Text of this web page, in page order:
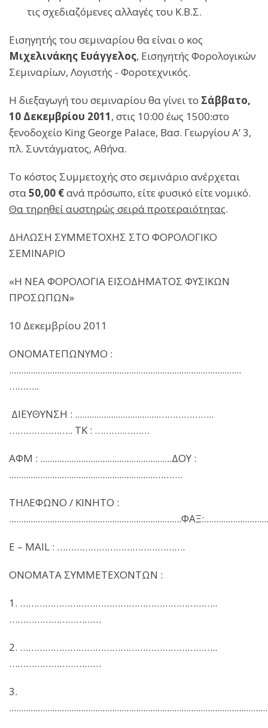
τις σχεδιαζόμενες αλλαγές του Κ.Β.Σ.
Εισηγητής του σεμιναρίου θα είναι ο κος
Μιχελινάκης Ευάγγελος, Εισηγητής Φορολογικών
Σεμιναρίων, Λογιστής - Φοροτεχνικός.
Η διεξαγωγή του σεμιναρίου θα γίνει το Σάββατο,
10 Δεκεμβρίου 2011, στις 10:00 έως 15׃00 στο
ξενοδοχείο King George Palace, Βασ. Γεωργίου Α’ 3,
πλ. Συντάγματος, Αθήνα.
Το κόστος Συμμετοχής στο σεμινάριο ανέρχεται
στα50,00 €ανά πρόσωπο, είτε φυσικό είτε νομικό.
Θα τηρηθεί αυστηρώς σειρά προτεραιότητας.
ΔΗΛΩΣΗ ΣΥΜΜΕΤΟΧΗΣ ΣΤΟ ΦΟΡΟΛΟΓΙΚΟ
ΣΕΜΙΝΑΡΙΟ
«Η ΝΕΑ ΦΟΡΟΛΟΓΙΑ ΕΙΣΟΔΗΜΑΤΟΣ ΦΥΣΙΚΩΝ
ΠΡΟΣΩΠΩΝ»
10 Δεκεμβρίου 2011
ΟΝΟΜΑΤΕΠΩΝΥΜΟ :
.................................................................................................
………..
ΔΙΕΥΘΥΝΣΗ : ...................................………………..
………………….. ΤΚ : ………..………
ΑΦΜ : .......................................................ΔΟΥ :
.............................................................……….
ΤΗΛΕΦΩΝΟ / ΚΙΝΗΤΟ :
E – MAIL : ……………………………………….
ΟΝΟΜΑΤΑ ΣΥΜΜΕΤΕΧΟΝΤΩΝ :
1. ……………………………………………………………..
……………………………
2. ……………………………………………………………..
……………………………
3.